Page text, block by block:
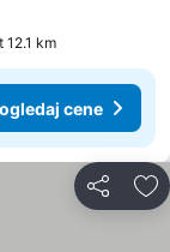
12.1 km
cene
Deli